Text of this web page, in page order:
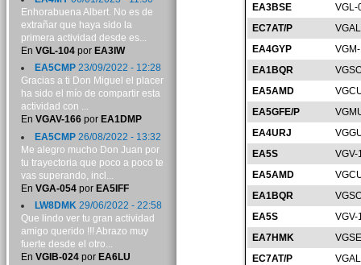
EA3BSE
VGL-
EC7AT/P
EA4GYP
EA1BQR
EA5AMD
EA5GFE/P
EA4URJ
EA5S
VGV-
EA5AMD
EA1BQR
EA5S
VGV-
EA7HMK
EC7AT/P
Enhorabuena Albert. No es de
extrañar que haya sido la
primera actividad desde es...
En VGL-104por EA3IW
EA5CMP23/09/2022 - 12:28
Gracias a ti Don Miguel el placer
ha sido el mío de compartir esta
actividad con ...
En VGAV-166por EA1DMP
EA5CMP26/08/2022 - 13:32
Me alegro mucho Don Juan por
tu trayectoria que poco a poco te
vas superando, incl...
En VGA-054por EA5IFF
LW8DMK29/06/2022 - 22:58
Que lindo ver tu gran actividad
amigo querido !!! Abrazo muy
fuerte desde el otro...
En VGIB-024por EA6LU